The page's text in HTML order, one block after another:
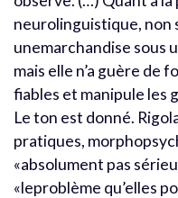
neurolinguistique, non
unemarchandise sous
mais elle n’a guère de
fiables et manipule les
Le ton est donné.
pratiques,
«absolument pas
«leproblème qu’elles